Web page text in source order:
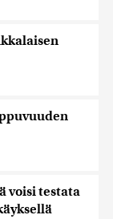
voisi testata